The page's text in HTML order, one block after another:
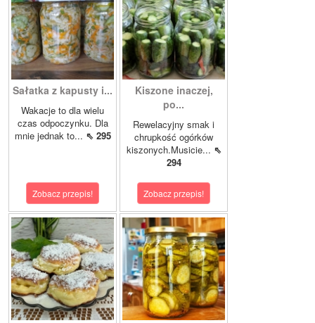
Sałatka z kapusty i...
Wakacje to dla wielu
czas odpoczynku. Dla
mnie jednak to... ⇖ 295
Zobacz przepis!
Kiszone inaczej,
po...
Rewelacyjny smak i
chrupkość ogórków
kiszonych.Musicie... ⇖
294
Zobacz przepis!